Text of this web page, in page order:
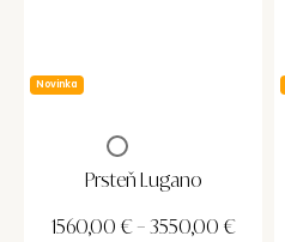
Novinka
Prsteň Lugano
1560,00 € – 3550,00 €